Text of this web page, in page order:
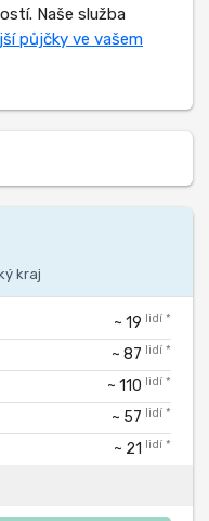
Naše služba
půjčky ve vašem
kraj
~ 19 lidí *
~ 87 lidí *
~ 110 lidí *
~ 57 lidí *
~ 21 lidí *